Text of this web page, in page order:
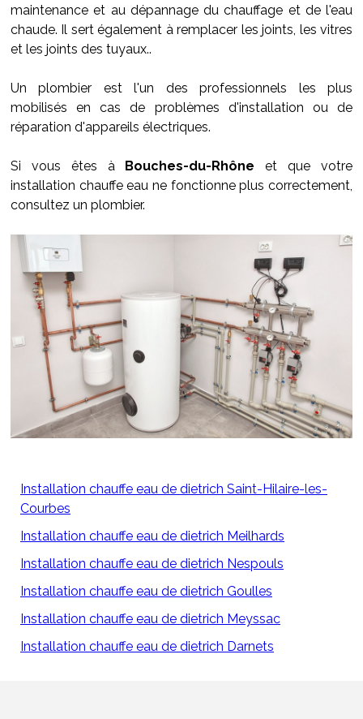
maintenance et au dépannage du chauffage et de l'eau
chaude. Il sert également à remplacer les joints, les vitres
et les joints des tuyaux..
Un plombier est l'un des professionnels les plus
mobilisés en cas de problèmes d'installation ou de
réparation d'appareils électriques.
Si vous êtes à Bouches-du-Rhône et que votre
installation chauffe eau ne fonctionne plus correctement,
consultez un plombier.
Installation chauffe eau de dietrich Saint-Hilaire-les-
Courbes
Installation chauffe eau de dietrich Meilhards
Installation chauffe eau de dietrich Nespouls
Installation chauffe eau de dietrich Goulles
Installation chauffe eau de dietrich Meyssac
Installation chauffe eau de dietrich Darnets